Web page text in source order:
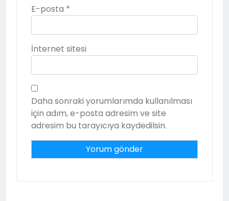
E-posta *
İnternet sitesi
Daha sonraki yorumlarımda kullanılması
için adım, e-posta adresim ve site
adresim bu tarayıcıya kaydedilsin.